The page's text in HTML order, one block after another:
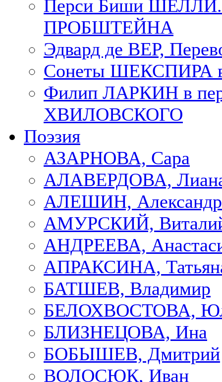
Перси Биши ШЕЛЛИ.
ПРОБШТЕЙНА
Эдвард де ВЕР,
Сонеты ШЕКСПИРА в
Филип ЛАРКИН в
ХВИЛОВСКОГО
Поэзия
АЗАРНОВА, Сара
АЛАВЕРДОВА,
АЛЕШИН, Александр
АМУРСКИЙ,
АНДРЕЕВА,
АПРАКСИНА,
БАТШЕВ, Владимир
БЕЛОХВОСТОВА,
БЛИЗНЕЦОВА, Ина
БОБЫШЕВ, Дмитрий
ВОЛОСЮК, Иван